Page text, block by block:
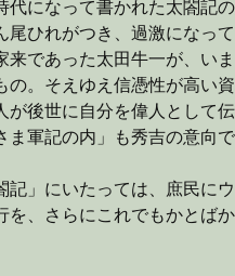
になって書かれた太閤記
ひれがつき、過激になって
であった太田牛一が、い
。そえゆえ信憑性が高い
後世に自分を偉人として
軍記の内」も秀吉の意向
」にいたっては、庶民に
、さらにこれでもかとば